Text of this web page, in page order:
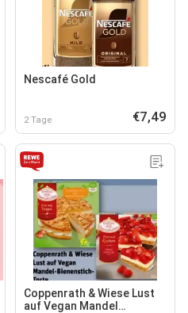
Nescafé Gold
2 Tage €7,49
Coppenrath & Wiese Lust
auf Vegan Mandel